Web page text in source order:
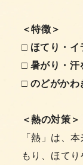
＜特徴＞
□ ほてり・イ
□ 暑がり・汗
□ のどがかわ
＜熱の対策＞
「熱」は、
もり、ほて